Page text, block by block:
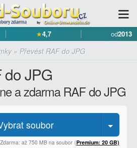
★4,7 od2013
» Převést RAF do JPG
do JPG
a zdarma RAF do JPG
soubor
Zdarma: až 750 MB na soubor (Premium: 20 GB)